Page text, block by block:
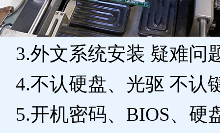
3.外文系统安装 疑难问
4.不认硬盘、光驱 不认
5.开机密码、BIOS、硬